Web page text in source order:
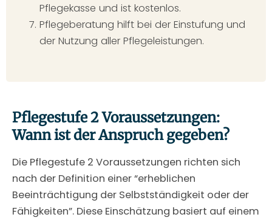
Pflegekasse und ist kostenlos.
Pflegeberatung hilft bei der Einstufung und
der Nutzung aller Pflegeleistungen.
Pflegestufe 2 Voraussetzungen:
Wann ist der Anspruch gegeben?
Die Pflegestufe 2 Voraussetzungen richten sich
nach der Definition einer “erheblichen
Beeinträchtigung der Selbstständigkeit oder der
Fähigkeiten”. Diese Einschätzung basiert auf einem